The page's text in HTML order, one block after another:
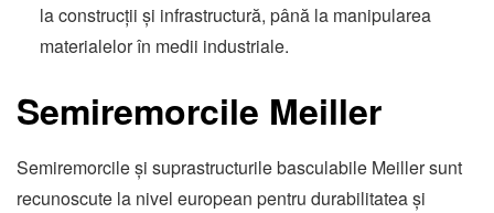
la construcții și infrastructură, până la manipularea
materialelor în medii industriale.
Semiremorcile Meiller
Semiremorcile și suprastructurile basculabile Meiller sunt
recunoscute la nivel european pentru durabilitatea și